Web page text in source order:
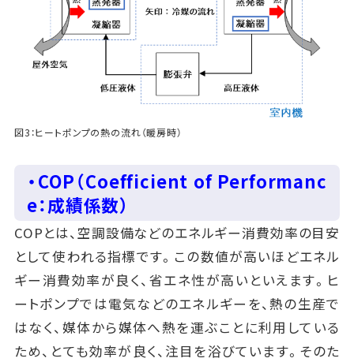
図3：ヒートポンプの熱の流れ（暖房時）
・COP（Coefficient of Performanc
e：成績係数）
COPとは、空調設備などのエネルギー消費効率の目安
として使われる指標です。この数値が高いほどエネル
ギー消費効率が良く、省エネ性が高いといえます。ヒ
ートポンプでは電気などのエネルギーを、熱の生産で
はなく、媒体から媒体へ熱を運ぶことに利用している
ため、とても効率が良く、注目を浴びています。そのた